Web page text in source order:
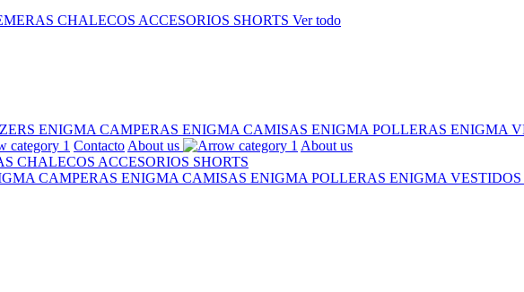
CHALECOS ACCESORIOS SHORTS Ver todo
ENIGMA CAMPERAS ENIGMA CAMISAS ENIGMA POLLERAS ENIGMA
Contacto About us
About us
CHALECOS ACCESORIOS SHORTS
CAMPERAS ENIGMA CAMISAS ENIGMA POLLERAS ENIGMA